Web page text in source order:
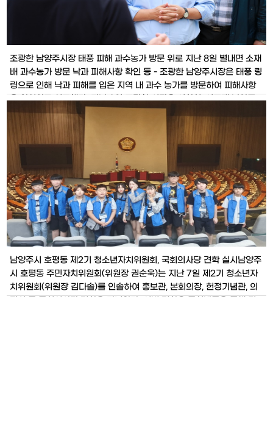
조광한 남양주시장 태풍 피해 과수농가 방문 위로 지난 8일 별내면 소재
배 과수농가 방문 낙과 피해사항 확인 등 - 조광한 남양주시장은 태풍 링
링으로 인해 낙과 피해를 입은 지역 내 과수 농가를 방문하여 피해사항
을 확인하고 위로했다. 지난 8일 조광한 시장은 이창희, 이도재 남양주
시의회 의원, 소병연 NH농협은행 남양주시지부장 및 관계공무원 등과
함께 별내면소재 배 농가를 방문하여 태풍피해를 확인하고 농민들을 위
남양주시 호평동 제2기 청소년자치위원회, 국회의사당 견학 실시남양주
시 호평동 주민자치위원회(위원장 권순욱)는 지난 7일 제2기 청소년자
치위원회(위원장 김다솔)를 인솔하여 홍보관, 본회의장, 헌정기념관, 의